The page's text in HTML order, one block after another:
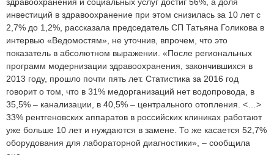
инвестиций в здравоохранение при этом снизилась за 10 лет с
2,7% до 1,2%, рассказала председатель СП Татьяна Голикова в
интервью «Ведомостям», не уточнив, впрочем, что это
показатель в абсолютном выражении. «После региональных
программ модернизации здравоохранения, закончившихся в
2013 году, прошло почти пять лет. Статистика за 2016 год
говорит о том, что в 31% медорганизаций нет водопровода, в
35,5% – канализации, в 40,5% – центрального отопления. <…>
33% рентгеновских аппаратов в российских клиниках работают
уже больше 10 лет и нуждаются в замене. То же касается 52,7%
оборудования для лабораторной диагностики», – сообщила